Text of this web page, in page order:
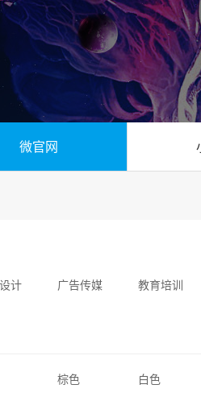
微官网
计 广告传媒 教育培训
棕色 白色